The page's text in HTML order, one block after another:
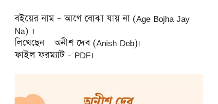
বইয়ের নাম – আগে বোঝা যায় না (Age Bojha Jay
Na) ।
লিখেছেন – অনীশ দেব (Anish Deb)।
ফাইল ফরম্যাট – PDF।